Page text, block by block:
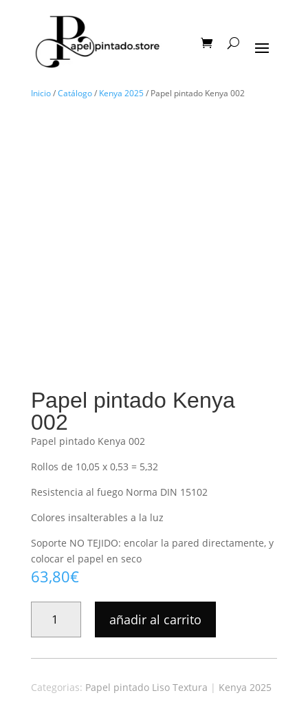
Inicio/Catálogo/ Kenya 2025/ Papel pintado Kenya 002
Papel pintado Kenya
002
Papel pintado Kenya 002
Rollos de 10,05 x 0,53 = 5,32
Resistencia al fuego Norma DIN 15102
Colores insalterables a la luz
Soporte NO TEJIDO: encolar la pared directamente, y
colocar el papel en seco
63,80€
PINTADO
KENYA
002
añadir al carrito
Categorias: Papel pintado Liso Textura | Kenya 2025